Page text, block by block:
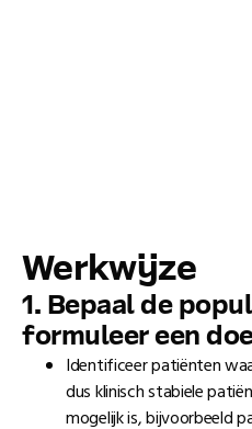
Werkwĳze
1. Bepaal de
formuleer een
Identificeer patiënten
dus klinisch stabiele
mogelijk is, bijvoorbeeld